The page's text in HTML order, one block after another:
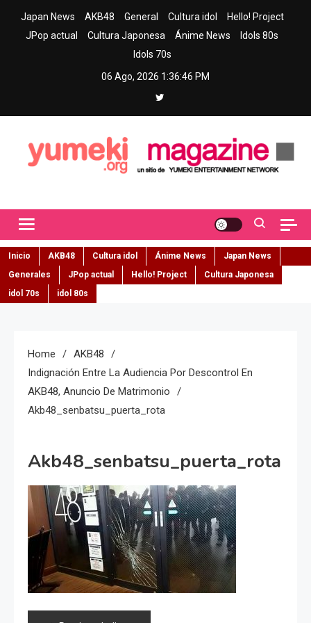
Japan News AKB48 General Cultura idol
Hello! Project
JPop actual
Cultura Japonesa Ánime News
Idols 80s
Idols 70s
06 Ago, 2026 1:36:47 PM
Inicio AKB48 Cultura idol Ánime News
Japan News
Generales
JPop actual Hello! Project
Cultura Japonesa
idol 70s
idol 80s
Home
AKB48
Indignación Entre La Audiencia Por Descontrol En
AKB48, Anuncio De Matrimonio
Akb48_senbatsu_puerta_rota
Akb48_senbatsu_puerta_rota